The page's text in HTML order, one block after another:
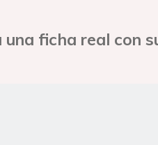
ficha real con